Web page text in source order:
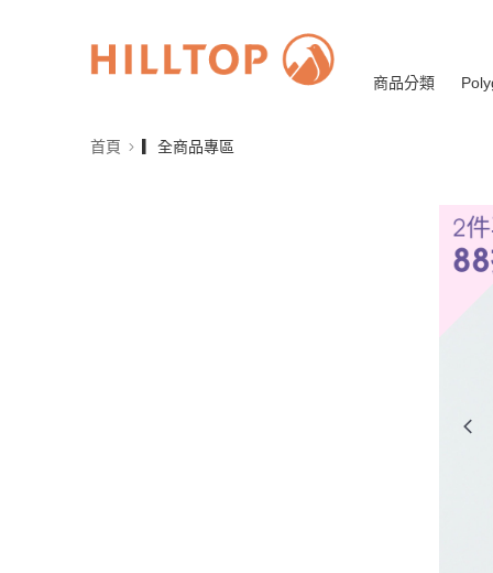
商品分類
首頁 ▎全商品專區